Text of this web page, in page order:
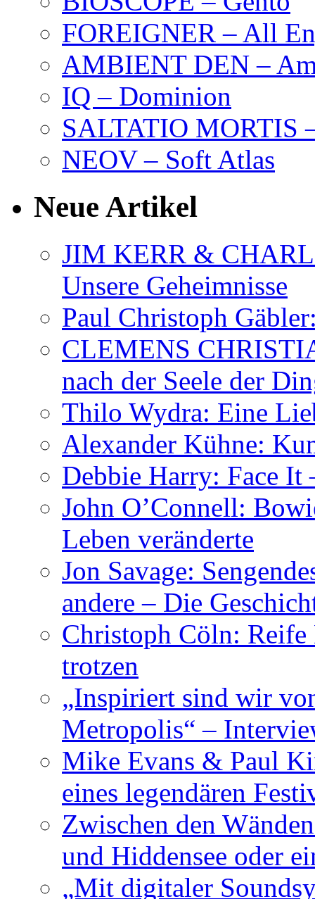
FOREIGNER – All
AMBIENT DEN –
IQ – Dominion
SALTATIO MORTIS
NEOV – Soft Atlas
Neue Artikel
JIM KERR &
Unsere Geheimnisse
Paul Christoph
CLEMENS
nach der Seele der
Thilo Wydra: Eine
Alexander Kühne:
Debbie Harry: Face
John O’Connell:
Leben veränderte
Jon Savage:
andere – Die
Christoph Cöln:
trotzen
„Inspiriert sind wir
Metropolis“ –
Mike Evans & Paul
eines legendären
Zwischen den
und Hiddensee oder
„Mit digitaler